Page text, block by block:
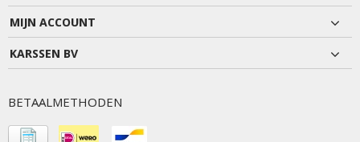
MIJN ACCOUNT
KARSSEN BV
BETAALMETHODEN